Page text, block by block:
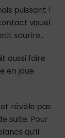
puissant !
visuel
sourire…
aussi faire
en joue
révèle pas
suite. Pour
qu’il